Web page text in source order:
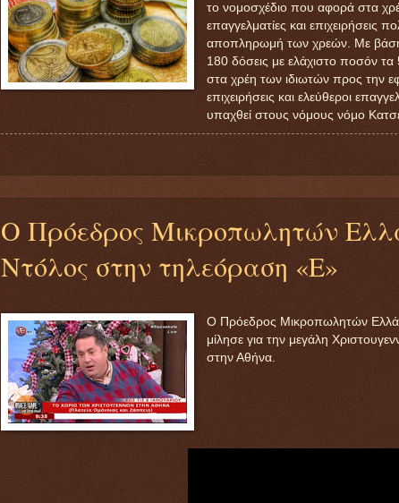
το νομοσχέδιο που αφορά στα
επαγγελματίες και επιχειρήσεις
αποπληρωμή των χρεών. Με
180 δόσεις με ελάχιστο ποσόν
στα χρέη των ιδιωτών προς την
επιχειρήσεις και ελεύθεροι
υπαχθεί στους νόμους νόμο
Ο Πρόεδρος Μικροπωλητών
Ντόλος στην τηλεόραση «Ε»
Ο Πρόεδρος Μικροπωλητών
μίλησε για την μεγάλη
στην Αθήνα.